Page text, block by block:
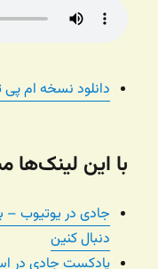
دانلود نسخه ام پی
با این
جادی در یوتیوب –
دنبال کنین
پادکست جادی در